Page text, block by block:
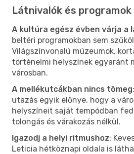
Látnivalók és
A kultúra egész évben várja a
beltéri programokban sem
Világszínvonalú múzeumok,
történelmi helyszínek egyaránt
városban.
A mellékutcákban nincs tömeg
utazás egyik előnye, hogy a
helyszíneit saját tempódban
tolongás és várakozás nélkül.
Igazodj a helyi ritmushoz:
Leticia hétköznapi oldala is